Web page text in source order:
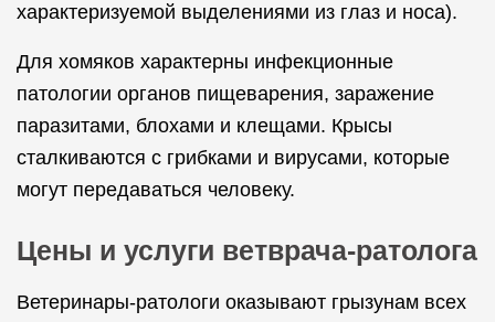
характеризуемой выделениями из глаз и носа).
Для хомяков характерны инфекционные
патологии органов пищеварения, заражение
паразитами, блохами и клещами. Крысы
сталкиваются с грибками и вирусами, которые
могут передаваться человеку.
Цены и услуги ветврача-ратолога
Ветеринары-ратологи оказывают грызунам всех